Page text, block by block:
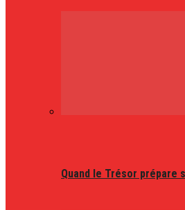
Quand le Trésor prépare